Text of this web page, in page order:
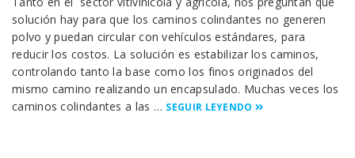
solución hay para que los caminos colindantes no generen
polvo y puedan circular con vehículos estándares, para
reducir los costos. La solución es estabilizar los caminos,
controlando tanto la base como los finos originados del
mismo camino realizando un encapsulado. Muchas veces los
caminos colindantes a las … SEGUIR LEYENDO